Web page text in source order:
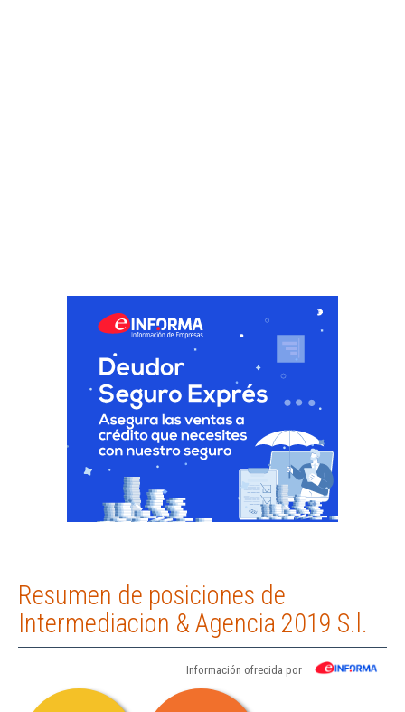
Resumen de posiciones de
Intermediacion & Agencia 2019 S.l.
Información ofrecida por